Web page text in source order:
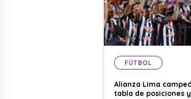
FÚTBOL
Alianza Lima
tabla de posiciones